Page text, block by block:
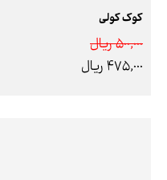
کوک کولی
500,000 ريال
475,000 ريال